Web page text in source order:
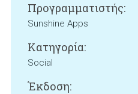
Προγραμματιστής:
Sunshine Apps
Κατηγορία:
Social
Έκδοση: